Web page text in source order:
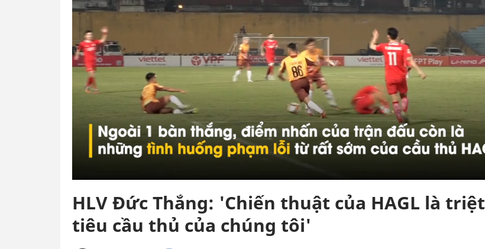
HLV Đức Thắng: 'Chiến thuật của HAGL là triệt
tiêu cầu thủ của chúng tôi'